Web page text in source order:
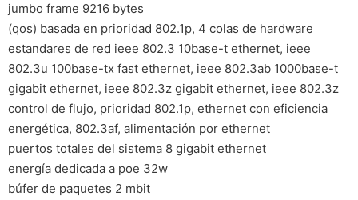
jumbo frame 9216 bytes
(qos) basada en prioridad 802.1p, 4 colas de hardware
estandares de red ieee 802.3 10base-t ethernet, ieee
802.3u 100base-tx fast ethernet, ieee 802.3ab 1000base-t
gigabit ethernet, ieee 802.3z gigabit ethernet, ieee 802.3z
control de flujo, prioridad 802.1p, ethernet con eficiencia
energética, 802.3af, alimentación por ethernet
puertos totales del sistema 8 gigabit ethernet
energía dedicada a poe 32w
búfer de paquetes 2 mbit